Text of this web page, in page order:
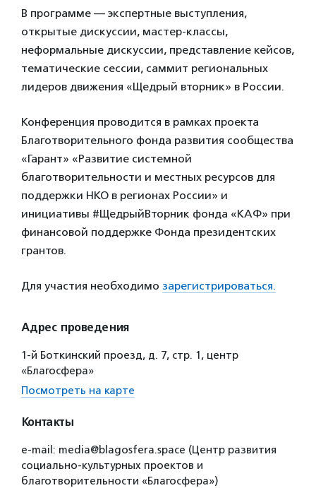
В программе — экспертные выступления,
открытые дискуссии, мастер-классы,
неформальные дискуссии, представление кейсов,
тематические сессии, саммит региональных
лидеров движения «Щедрый вторник» в России.
Конференция проводится в рамках проекта
Благотворительного фонда развития сообщества
«Гарант» «Развитие системной
благотворительности и местных ресурсов для
поддержки НКО в регионах России» и
инициативы #ЩедрыйВторник фонда «КАФ» при
финансовой поддержке Фонда президентских
грантов.
Для участия необходимо зарегистрироваться.
Адрес проведения
1-й Боткинский проезд, д. 7, стр. 1, центр
«Благосфера»
Посмотреть на карте
Контакты
e-mail: media@blagosfera.space (Центр развития
социально-культурных проектов и
благотворительности «Благосфера»)